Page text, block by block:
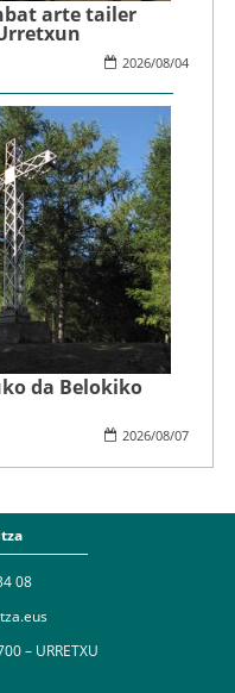
arte tailer
2026/08/04
da Belokiko
2026/08/07
08
– URRETXU